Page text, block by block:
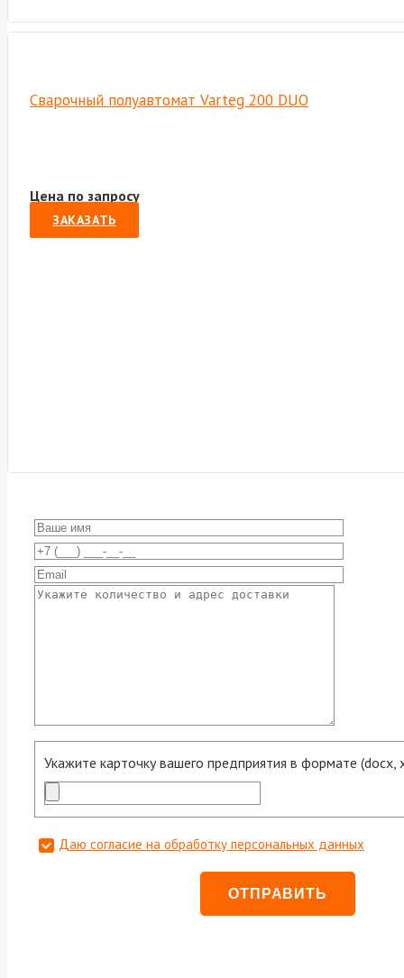
Сварочный полуавтомат Varteg 200 DUO
Цена по запросу
ЗАКАЗАТЬ
Укажите карточку вашего предприятия в формате (docx,
Даю согласие на обработку персональных данных